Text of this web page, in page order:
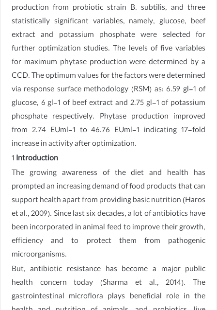
production from probiotic strain B. subtilis, and three
statistically significant variables, namely, glucose, beef
extract and potassium phosphate were selected for
further optimization studies. The levels of five variables
for maximum phytase production were determined by a
CCD. The optimum values for the factors were determined
via response surface methodology (RSM) as: 6.59 gl-1 of
glucose, 6 gl-1 of beef extract and 2.75 gl-1 of potassium
phosphate respectively. Phytase production improved
from 2.74 EUml-1 to 46.76 EUml-1 indicating 17-fold
increase in activity after optimization.
1 Introduction
The growing awareness of the diet and health has
prompted an increasing demand of food products that can
support health apart from providing basic nutrition (Haros
et al., 2009). Since last six decades, a lot of antibiotics have
been incorporated in animal feed to improve their growth,
efficiency and to protect them from pathogenic
microorganisms.
But, antibiotic resistance has become a major public
health concern today (Sharma et al., 2014). The
gastrointestinal microflora plays beneficial role in the